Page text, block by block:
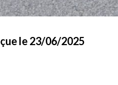
le 23/06/2025